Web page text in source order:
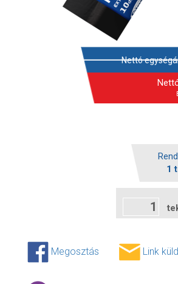
Nettó
1
Megosztás Link